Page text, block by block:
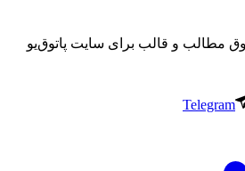
حقوق مطالب و قالب برای سایت پاتوق‌یو
Telegram